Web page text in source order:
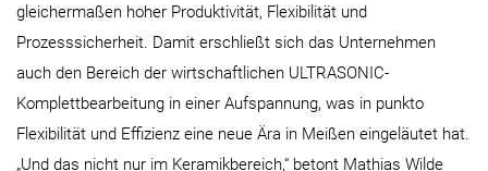
gleichermaßen hoher Produktivität, Flexibilität und
Prozesssicherheit. Damit erschließt sich das Unternehmen
auch den Bereich der wirtschaftlichen ULTRASONIC-
Komplettbearbeitung in einer Aufspannung, was in punkto
Flexibilität und Effizienz eine neue Ära in Meißen eingeläutet hat.
„Und das nicht nur im Keramikbereich,“ betont Mathias Wilde